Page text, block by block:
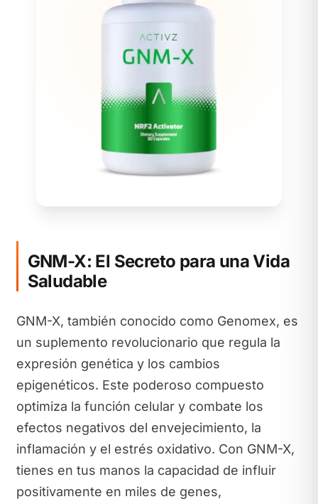
GNM-X: El Secreto para una Vida
Saludable
GNM-X, también conocido como Genomex, es
un suplemento revolucionario que regula la
expresión genética y los cambios
epigenéticos. Este poderoso compuesto
optimiza la función celular y combate los
efectos negativos del envejecimiento, la
inflamación y el estrés oxidativo. Con GNM-X,
tienes en tus manos la capacidad de influir
positivamente en miles de genes,